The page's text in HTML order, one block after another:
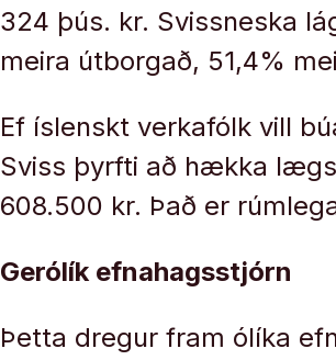
324 þús. kr. Svissneska
meira útborgað, 51,4%
Ef íslenskt verkafólk vill
Sviss þyrfti að hækka
608.500 kr. Það er
Gerólík efnahagsstjórn
Þetta dregur fram ólíka